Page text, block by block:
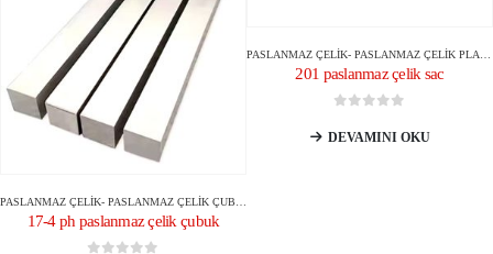
PASLANMAZ ÇELIK- PASLANMAZ ÇELIK ÇUBUK/ÇUBUK
17-4 ph paslanmaz çelik çubuk
PASLANMAZ ÇELIK- PASLANMAZ ÇELIK PLAKA/TABAKA
201 paslanmaz çelik sac
DEVAMINI OKU